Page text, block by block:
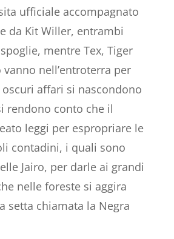
ufficiale accompagnato
da Kit Willer, entrambi
mentre Tex, Tiger
vanno nell’entroterra per
affari si nascondono
rendono conto che il
leggi per espropriare le
contadini, i quali sono
Jairo, per darle ai grandi
nelle foreste si aggira
setta chiamata la Negra